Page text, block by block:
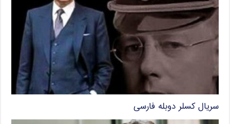
سریال کسلر دوبله فارسی